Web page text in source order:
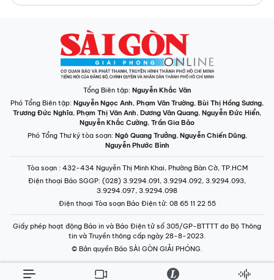
Tổng Biên tập: Nguyễn Khắc Văn
Phó Tổng Biên tập: Nguyễn Ngọc Anh, Phạm Văn Trường, Bùi Thị Hồng Sương,
Trương Đức Nghĩa, Phạm Thị Vân Anh, Dương Văn Quang, Nguyễn Đức Hiển,
Nguyễn Khắc Cường, Trần Gia Bảo
Phó Tổng Thư ký tòa soạn: Ngô Quang Trưởng, Nguyễn Chiến Dũng,
Nguyễn Phước Bình
Tòa soạn : 432-434 Nguyễn Thị Minh Khai, Phường Bàn Cờ, TP.HCM
Điện thoại Báo SGGP: (028) 3.9294.091, 3.9294.092, 3.9294.093,
3.9294.097, 3.9294.098
Điện thoại Tòa soạn Báo Điện tử: 08 65 11 22 55
Giấy phép hoạt động Báo in và Báo Điện tử số 305/GP-BTTTT do Bộ Thông
tin và Truyền thông cấp ngày 28-8-2023.
© Bản quyền Báo SÀI GÒN GIẢI PHÓNG.